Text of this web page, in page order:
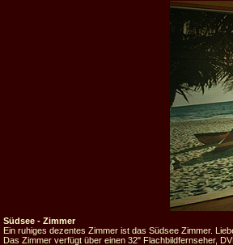
Südsee - Zimmer
Ein ruhiges dezentes Zimmer ist das Südsee Zimmer.
Das Zimmer verfügt über einen 32" Flachbildfernseher,